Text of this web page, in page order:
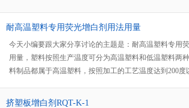
时兑水过多，颜色不正等。那么要解决颜色不白、不艳、
耐高温塑料专用荧光增白剂用法用量
今天小编要跟大家分享讨论的主题是：耐高温塑料专用
用量，塑料按照生产温度可分为高温塑料和低温塑料两
料制品都属于高温塑料，按照加工的工艺温度达到200度
增白剂都是什么型号的，效果又是如何呢？
挤塑板增白剂RQT-K-1